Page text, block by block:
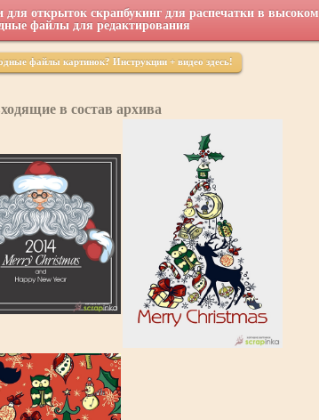
открыток скрапбукинг для распечатки в высоком
файлы для редактирования
файлы картинок? Инструкции + видео здесь!
в состав архива